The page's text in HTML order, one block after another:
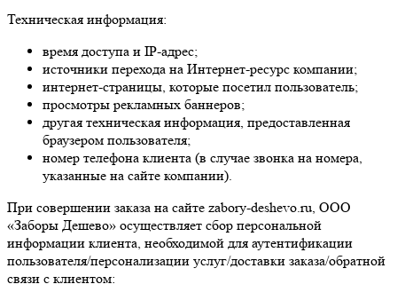
Техническая информация:
время доступа и IP-адрес;
источники перехода на Интернет-ресурс компании;
интернет-страницы, которые посетил пользователь;
просмотры рекламных баннеров;
другая техническая информация, предоставленная
браузером пользователя;
номер телефона клиента (в случае звонка на номера,
указанные на сайте компании).
При совершении заказа на сайте zabory-deshevo.ru, ООО
«Заборы Дешево» осуществляет сбор персональной
информации клиента, необходимой для аутентификации
пользователя/персонализации услуг/доставки заказа/обратной
связи с клиентом: